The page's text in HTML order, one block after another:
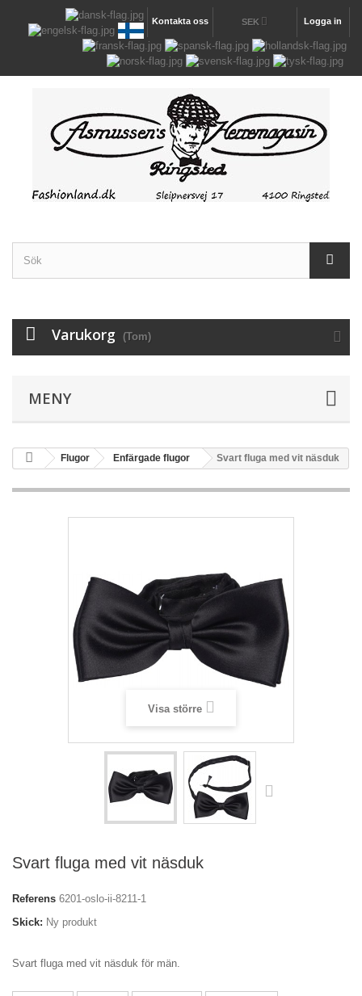
Logga in
SEK
Kontakta oss
Varukorg (Tom)
MENY
Flugor Enfärgade flugor Svart fluga med vit näsduk
Visa större
Svart fluga med vit näsduk
Referens 6201-oslo-ii-8211-1
Skick: Ny produkt
Svart fluga med vit näsduk för män.